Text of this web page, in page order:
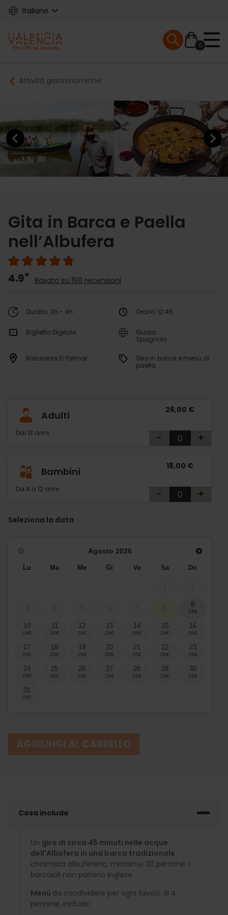
Skip
content
Italiano
Main
navigation
0
Mobile menu
Breadcrumb
Attività gastronomiche
Previous element Next
Gita in Barca e Paella
nell’Albufera
4.9 Basato su 190 recensioni
Durata: 3h - 4h Orario: 12:45
Biglietto Digitale
Guida:
Spagnolo
Ristorante El Palmar
Giro in barca e menù di
paella
Adulti
Dai 13 anni
26,00 €
- +
Bambini
Da 4 a 12 anni
18,00 €
- +
Seleziona la data
Agosto 2026
Lu Ma Me Gi Ve Sa Do
9
10 11 12 13 14 15 16
17 18 19 20 21 22 23
24 25 26 27 28 29 30
31
AGGIUNGI AL CARRELLO
Cosa include
Un giro di circa 45 minuti nelle acque
dell'Albufera in una barca tradizionale
chiamata albuferenc, massimo 30 persone. I
barcaioli non parlano inglese.
Menù da condividere per ogni tavolo di 4
persone, include: